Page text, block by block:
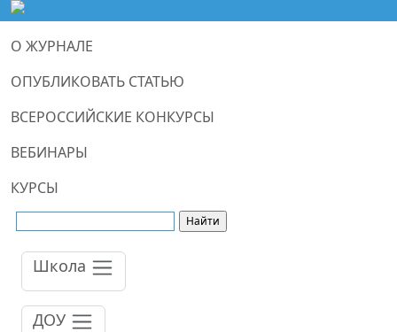
О ЖУРНАЛЕ
ОПУБЛИКОВАТЬ СТАТЬЮ
ВСЕРОССИЙСКИЕ КОНКУРСЫ
ВЕБИНАРЫ
КУРСЫ
Школа
ДОУ